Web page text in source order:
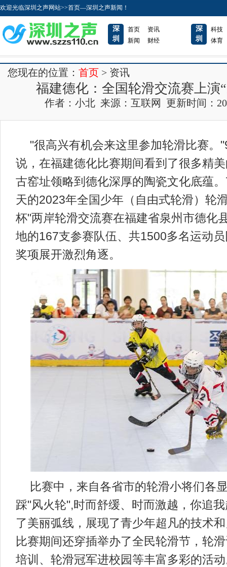
欢迎光临深圳之声网站>>首页—深圳之声新闻！
深
圳
首页
资讯
新闻
财经
深
圳
科技
体育
您现在的位置： 首页 > 资讯
福建德化：全国轮滑交流赛上演
作者：小北 来源：互联网 更新时间：
"很高兴有机会来这里参加轮滑比赛。
说，在福建德化比赛期间看到了很多精
古窑址领略到德化深厚的陶瓷文化底蕴
天的2023年全国少年（自由式轮滑）轮
杯"两岸轮滑交流赛在福建省泉州市德化
地的167支参赛队伍、共1500多名运动
奖项展开激烈角逐。
比赛中，来自各省市的轮滑小将们各
踩"风火轮",时而舒缓、时而激越，你追
了美丽弧线，展现了青少年超凡的技术
比赛期间还穿插举办了全民轮滑节，轮
培训、轮滑冠军进校园等丰富多彩的活